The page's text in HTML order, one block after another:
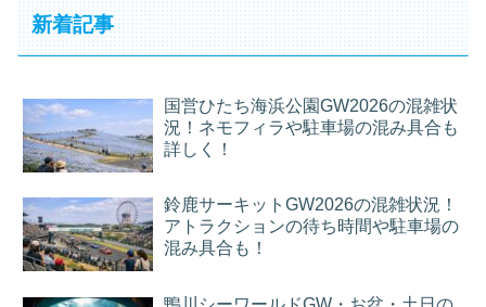
新着記事
国営ひたち海浜公園GW2026の混雑状
況！ネモフィラや駐車場の混み具合も
詳しく！
鈴鹿サーキットGW2026の混雑状況！
アトラクションの待ち時間や駐車場の
混み具合も！